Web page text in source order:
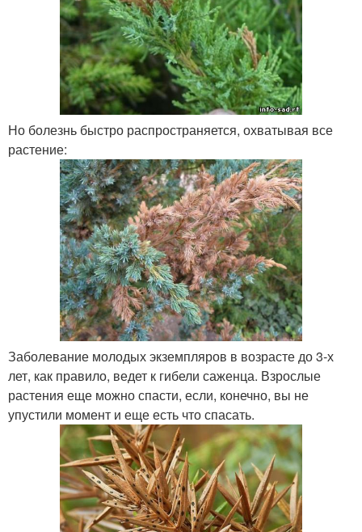
Но болезнь быстро распространяется, охватывая все
растение:
Заболевание молодых экземпляров в возрасте до 3-х
лет, как правило, ведет к гибели саженца. Взрослые
растения еще можно спасти, если, конечно, вы не
упустили момент и еще есть что спасать.